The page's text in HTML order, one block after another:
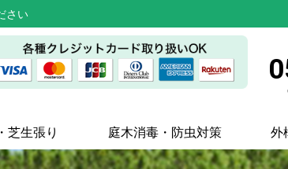
さい
芝生張り 庭木消毒・防虫対策 外